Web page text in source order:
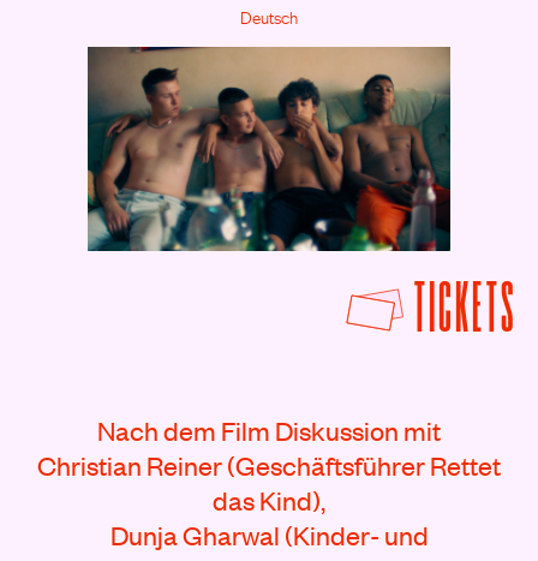
Deutsch
TICKETS
Nach dem Film Diskussion mit
Christian Reiner (Geschäftsführer Rettet
das Kind),
Dunja Gharwal (Kinder- und